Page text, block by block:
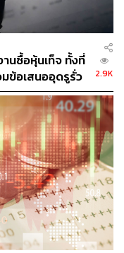
790
านนท์
ำนักข่าว THE
านซื้อหุ้นเท็จ ทั้งที่
มข้อเสนออุดรูรั่ว
2.9K